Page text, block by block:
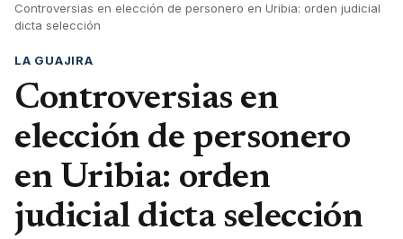
Controversias en elección de personero en Uribia: orden judicial
dicta selección
LA GUAJIRA
Controversias en
elección de personero
en Uribia: orden
judicial dicta selección